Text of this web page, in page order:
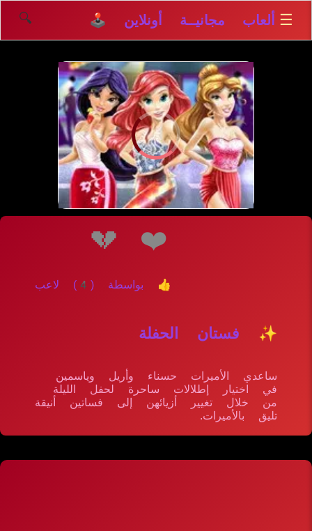
☰ ألعاب مجانيــة أونلاين 🕹️ 🔍
إلعــــب
❤️
💔
👍 بواسطة (4) لاعب
✨ فستان الحفلة
ساعدي الأميرات حسناء وأريل وياسمين
في اختيار إطلالات ساحرة لحفل الليلة
من خلال تغيير أزيائهن إلى فساتين أنيقة
تليق بالأميرات.